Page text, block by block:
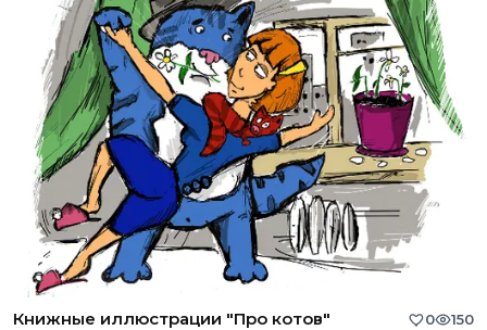
Книжные иллюстрации "Про котов" 0 150